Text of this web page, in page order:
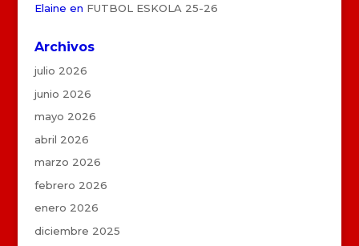
Elaine en FUTBOL ESKOLA 25-26
Archivos
julio 2026
junio 2026
mayo 2026
abril 2026
marzo 2026
febrero 2026
enero 2026
diciembre 2025